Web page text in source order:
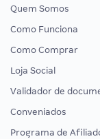
Quem Somos
Como Funciona
Como Comprar
Loja Social
Validador de
Conveniados
Programa de